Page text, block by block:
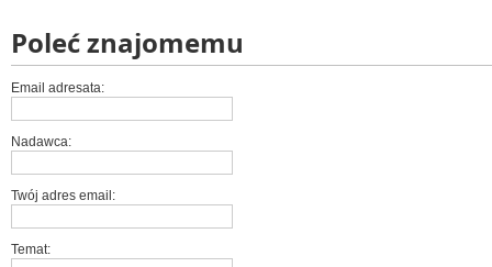
Poleć znajomemu
Email adresata:
Nadawca:
Twój adres email:
Temat: